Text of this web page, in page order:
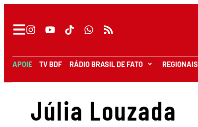
APOIE TV BDF RÁDIO BRASIL DE FATO REGIONAIS
Júlia Louzada